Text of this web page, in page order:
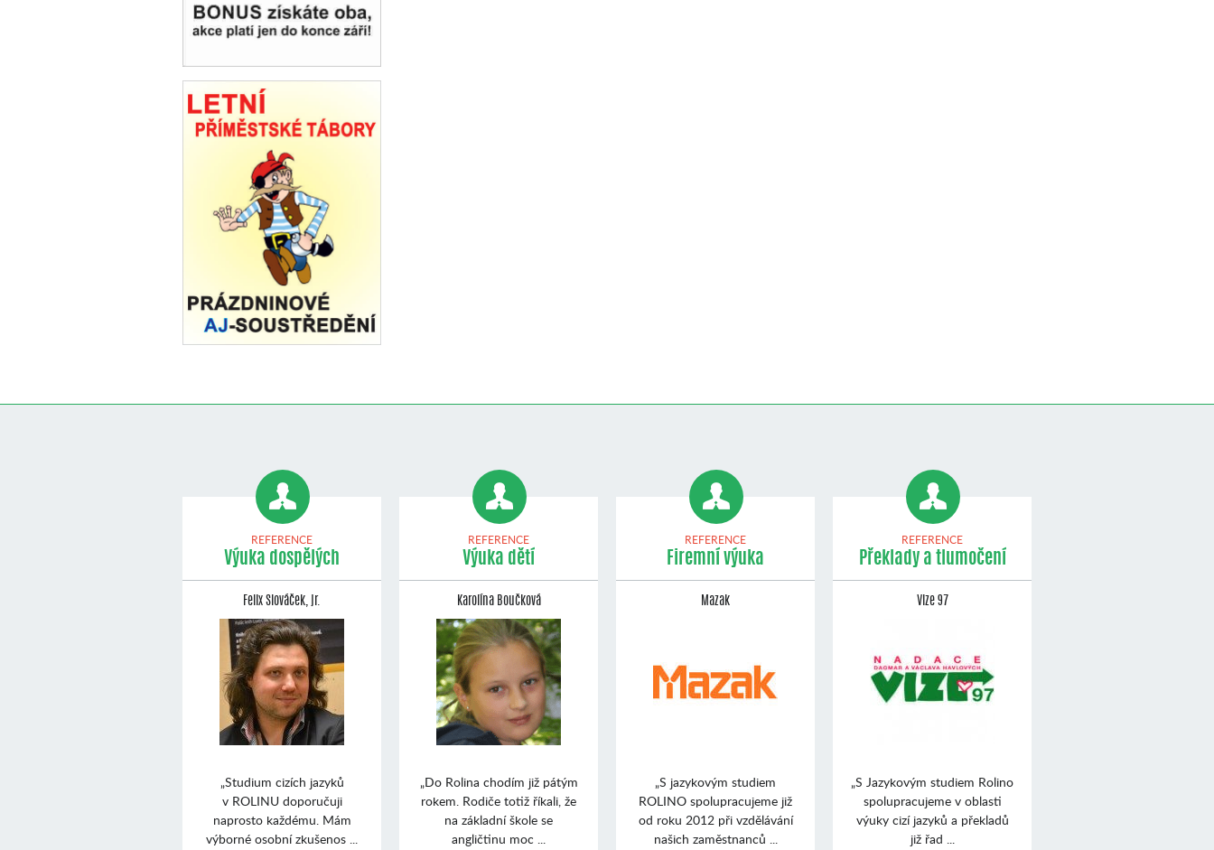
REFERENCE
Výuka dospělých
Felix Slováček, jr.
„Studium cizích jazyků
v ROLINU doporučuji
naprosto každému. Mám
výborné osobní zkušenos ...
REFERENCE
Výuka dětí
Karolína Boučková
„Do Rolina chodím již pátým
rokem. Rodiče totiž říkali, že
na základní škole se
angličtinu moc ...
REFERENCE
Firemní výuka
Mazak
„S jazykovým studiem
ROLINO spolupracujeme již
od roku 2012 při vzdělávání
našich zaměstnanců ...
REFERENCE
Překlady a tlumočení
Vize 97
„S Jazykovým studiem Rolino
spolupracujeme v oblasti
výuky cizí jazyků a překladů
již řad ...